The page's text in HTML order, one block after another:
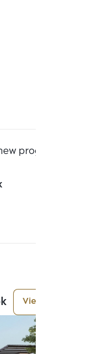
program
View More